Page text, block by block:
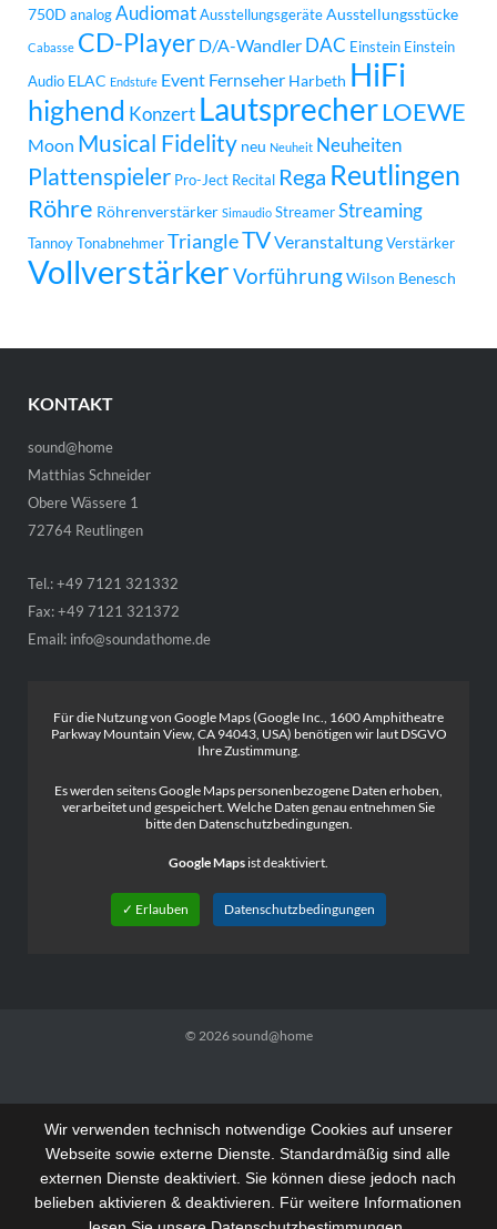
750D analog Audiomat Ausstellungsgeräte Ausstellungsstücke
Cabasse CD-Player D/A-Wandler DAC Einstein Einstein
Audio ELAC Endstufe Event Fernseher Harbeth HiFi
highend Konzert LautsprecherLOEWE
Moon Musical Fidelity neu Neuheit Neuheiten
Plattenspieler Pro-Ject Recital Rega Reutlingen
Röhre Röhrenverstärker Simaudio Streamer Streaming
Tannoy Tonabnehmer TriangleTVVeranstaltung Verstärker
VollverstärkerVorführungWilson Benesch
KONTAKT
sound@home
Matthias Schneider
Obere Wässere 1
72764 Reutlingen
Tel.: +49 7121 321332
Fax: +49 7121 321372
Email: info@soundathome.de
Für die Nutzung von Google Maps (Google Inc., 1600 Amphitheatre
Parkway Mountain View, CA 94043, USA) benötigen wir laut DSGVO
Ihre Zustimmung.
Es werden seitens Google Maps personenbezogene Daten erhoben,
verarbeitet und gespeichert. Welche Daten genau entnehmen Sie
bitte den Datenschutzbedingungen.
Google Maps ist deaktiviert.
✓ Erlauben Datenschutzbedingungen
© 2026sound@home
Wir verwenden technisch notwendige Cookies auf unserer
Webseite sowie externe Dienste. Standardmäßig sind alle
externen Dienste deaktiviert. Sie können diese jedoch nach
belieben aktivieren & deaktivieren. Für weitere Informationen